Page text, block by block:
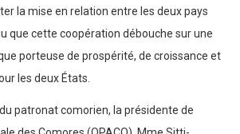
la mise en relation entre les deux pays
que cette coopération débouche sur une
porteuse de prospérité, de croissance et
les deux États.
patronat comorien, la présidente de